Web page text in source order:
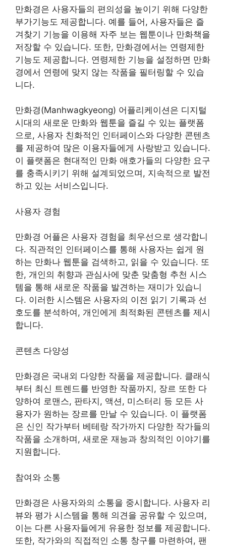
만화경은 사용자들의 편의성을 높이기 위해 다양한
부가기능도 제공합니다. 예를 들어, 사용자들은 즐
겨찾기 기능을 이용해 자주 보는 웹툰이나 만화책을
저장할 수 있습니다. 또한, 만화경에서는 연령제한
기능도 제공합니다. 연령제한 기능을 설정하면 만화
경에서 연령에 맞지 않는 작품을 필터링할 수 있습
니다.
만화경(Manhwagkyeong) 어플리케이션은 디지털
시대의 새로운 만화와 웹툰을 즐길 수 있는 플랫폼
으로, 사용자 친화적인 인터페이스와 다양한 콘텐츠
를 제공하여 많은 이용자들에게 사랑받고 있습니다.
이 플랫폼은 현대적인 만화 애호가들의 다양한 요구
를 충족시키기 위해 설계되었으며, 지속적으로 발전
하고 있는 서비스입니다.
사용자 경험
만화경 어플은 사용자 경험을 최우선으로 생각합니
다. 직관적인 인터페이스를 통해 사용자는 쉽게 원
하는 만화나 웹툰을 검색하고, 읽을 수 있습니다. 또
한, 개인의 취향과 관심사에 맞춘 맞춤형 추천 시스
템을 통해 새로운 작품을 발견하는 재미가 있습니
다. 이러한 시스템은 사용자의 이전 읽기 기록과 선
호도를 분석하여, 개인에게 최적화된 콘텐츠를 제시
합니다.
콘텐츠 다양성
만화경은 국내외 다양한 작품을 제공합니다. 클래식
부터 최신 트렌드를 반영한 작품까지, 장르 또한 다
양하여 로맨스, 판타지, 액션, 미스터리 등 모든 사
용자가 원하는 장르를 만날 수 있습니다. 이 플랫폼
은 신인 작가부터 베테랑 작가까지 다양한 작가들의
작품을 소개하며, 새로운 재능과 창의적인 이야기를
지원합니다.
참여와 소통
만화경은 사용자와의 소통을 중시합니다. 사용자 리
뷰와 평가 시스템을 통해 의견을 공유할 수 있으며,
이는 다른 사용자들에게 유용한 정보를 제공합니다.
또한, 작가와의 직접적인 소통 창구를 마련하여, 팬